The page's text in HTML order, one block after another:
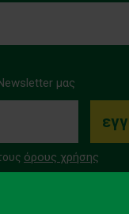
μας
όρους χρήσης